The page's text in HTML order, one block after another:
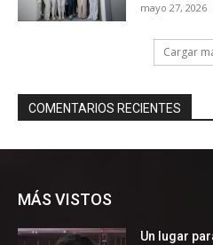
MÁS VISTOS
Un lugar